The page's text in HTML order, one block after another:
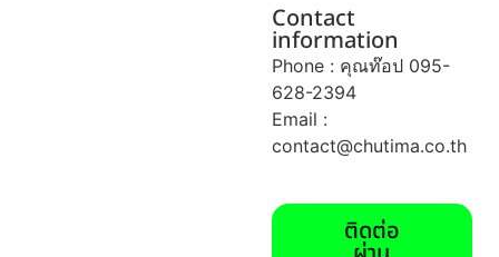
Contact
information
Phone : คุณท๊อป 095-
628-2394
Email :
contact@chutima.co.th
ติดต่อ